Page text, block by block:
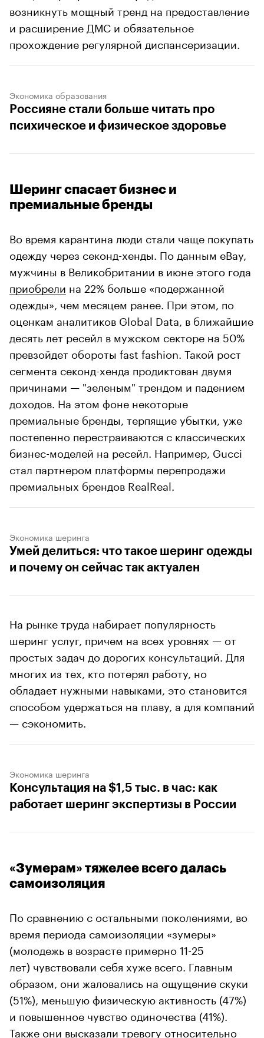
возникнуть мощный тренд на предоставление
и расширение ДМС и обязательное
прохождение регулярной диспансеризации.
Экономика образования
Россияне стали больше читать про
психическое и физическое здоровье
Шеринг спасает бизнес и
премиальные бренды
Во время карантина люди стали чаще покупать
одежду через секонд-хенды. По данным eBаy,
мужчины в Великобритании в июне этого года
приобрели на 22% больше «подержанной
одежды», чем месяцем ранее. При этом, по
оценкам аналитиков Global Data, в ближайшие
десять лет ресейл в мужском секторе на 50%
превзойдет обороты fast fashion. Такой рост
сегмента секонд-хенда продиктован двумя
причинами — "зеленым" трендом и падением
доходов. На этом фоне некоторые
премиальные бренды, терпящие убытки, уже
постепенно перестраиваются с классических
бизнес-моделей на ресейл. Например, Gucci
стал партнером платформы перепродажи
премиальных брендов RealReal.
Экономика шеринга
Умей делиться: что такое шеринг одежды
и почему он сейчас так актуален
На рынке труда набирает популярность
шеринг услуг, причем на всех уровнях — от
простых задач до дорогих консультаций. Для
многих из тех, кто потерял работу, но
обладает нужными навыками, это становится
способом удержаться на плаву, а для компаний
— сэкономить.
Экономика шеринга
Консультация на $1,5 тыс. в час: как
работает шеринг экспертизы в России
«Зумерам» тяжелее всего далась
самоизоляция
По сравнению с остальными поколениями, во
время периода самоизоляции «зумеры»
(молодежь в возрасте примерно 11-25
лет) чувствовали себя хуже всего. Главным
образом, они жаловались на ощущение скуки
(51%), меньшую физическую активность (47%)
и повышенное чувство одиночества (41%).
Также они высказали тревогу относительно